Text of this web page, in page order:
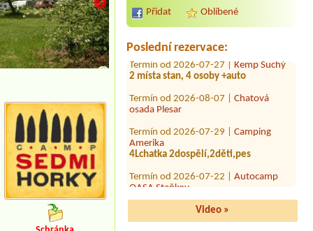
Přidat Oblíbené
Poslední rezervace:
elektrické přípojky, 1 dospělí+1dítě
Termín od 2026-07-27 |
Termín od 2026-08-07 |Chatová
Termín od 2026-07-29 |
4Lchatka 2dospělí,2děti,pes
Termín od 2026-07-22 |Autocamp
Lido
Bungalow für 2 Personen+ PKW
Stellplatz
Video »
7L chatky